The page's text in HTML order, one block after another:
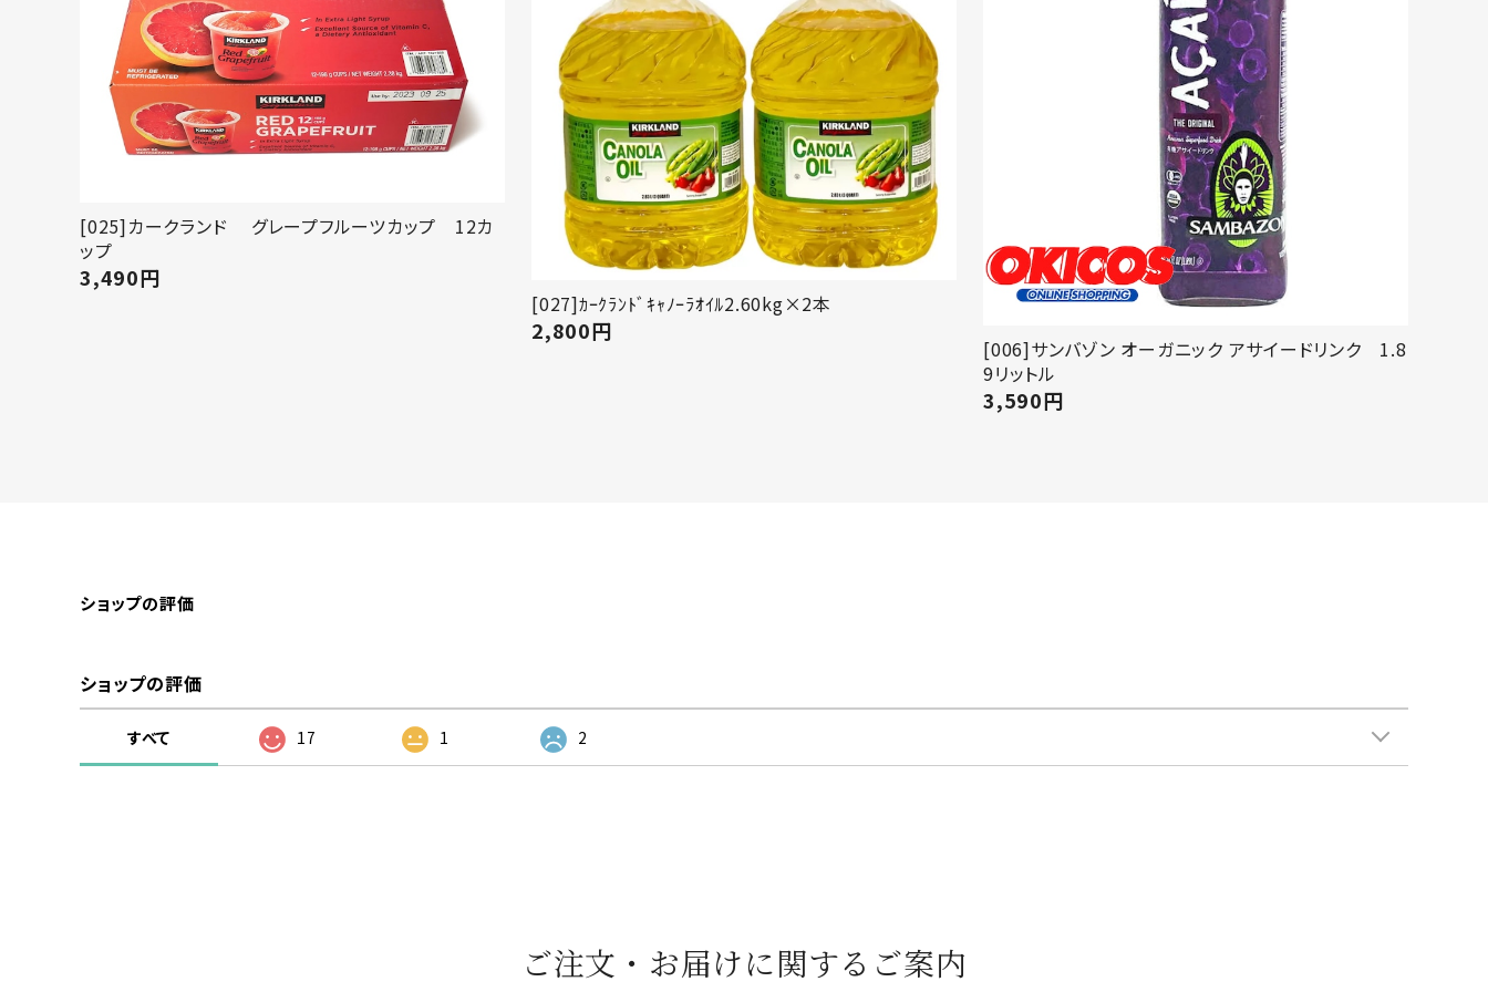
[025]カークランド グレープフルーツカップ 12カ
ップ
3,490円
[027]ｶｰｸﾗﾝﾄﾞｷｬﾉｰﾗｵｲﾙ2.60kg×2本
2,800円
[006]サンバゾン オーガニック アサイードリンク 1.8
9リットル
3,590円
ショップの評価
ショップの評価
すべて 17 1 2
ご注文・お届けに関するご案内